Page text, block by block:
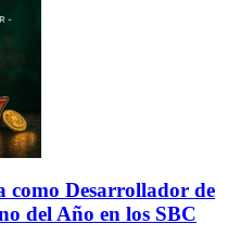
como Desarrollador de
del Año en los SBC